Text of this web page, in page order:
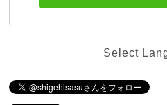
Select